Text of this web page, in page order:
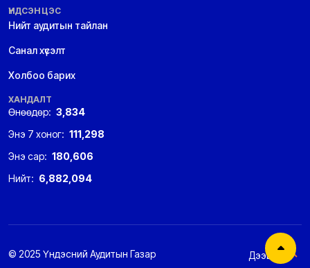
ҮНДСЭН ЦЭС
Нийт аудитын тайлан
Санал хүсэлт
Холбоо барих
ХАНДАЛТ
Өнөөдөр: 3,834
Энэ 7 хоног: 111,298
Энэ сар: 180,606
Нийт: 6,882,094
© 2025 Үндэсний Аудитын Газар Дээшээ